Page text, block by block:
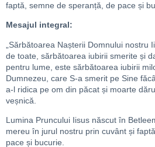
faptă, semne de speranță, de pace și
Mesajul integral:
„Sărbătoarea Nașterii Domnului nostru
de toate, sărbătoarea iubirii smerite și
pentru lume, este sărbătoarea iubirii
Dumnezeu, care S-a smerit pe Sine
a-l ridica pe om din păcat și moarte
veșnică.
Lumina Pruncului Iisus născut în
mereu în jurul nostru prin cuvânt și
pace și bucurie.